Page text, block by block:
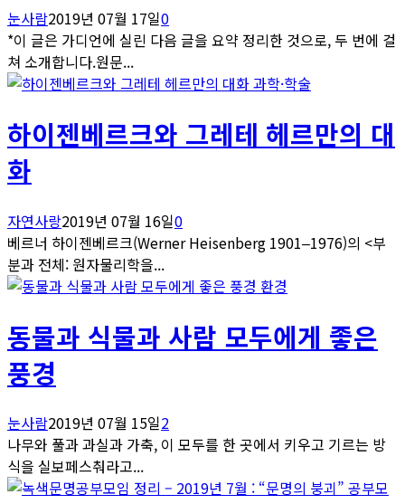
눈사람2019년 07월 17일0
*이 글은 가디언에 실린 다음 글을 요약 정리한 것으로, 두 번에 걸
쳐 소개합니다.원문...
과학·학술
하이젠베르크와 그레테 헤르만의 대
화
자연사랑2019년 07월 16일0
베르너 하이젠베르크(Werner Heisenberg 1901‒1976)의 <부
분과 전체: 원자물리학을...
환경
동물과 식물과 사람 모두에게 좋은
풍경
눈사람2019년 07월 15일2
나무와 풀과 과실과 가축, 이 모두를 한 곳에서 키우고 기르는 방
식을 실보페스춰라고...
공부모